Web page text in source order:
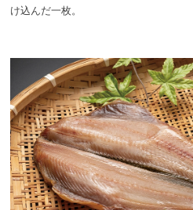
け込んだ一枚。